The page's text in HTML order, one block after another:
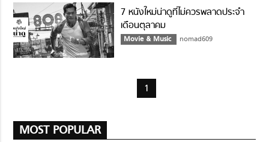
7 หนังใหม่น่าดูที่ไม่ควรพลาดประจำ
เดือนตุลาคม
Movie & Music nomad609
1
MOST POPULAR